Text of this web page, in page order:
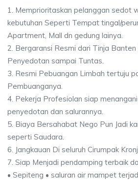
1. Memprioritaskan pelanggan sedot
kebutuhan Seperti Tempat tingal/
Apartment, Mall dn gedung lainya.
2. Bergaransi Resmi dari Tinja
Penyedotan sampai Tuntas.
3. Resmi Pebuangan Limbah tertuju
Pembuanganya.
4. Pekerja Profesiolan siap
penyedotan dan salurannya.
5. Biaya Bersahabat Nego Pun Jadi
seperti Saudara.
6. Jangkauan Di seluruh Cirumpak
7. Siap Menjadi pendamping terbaik
• Sepiteng • saluran air mampet